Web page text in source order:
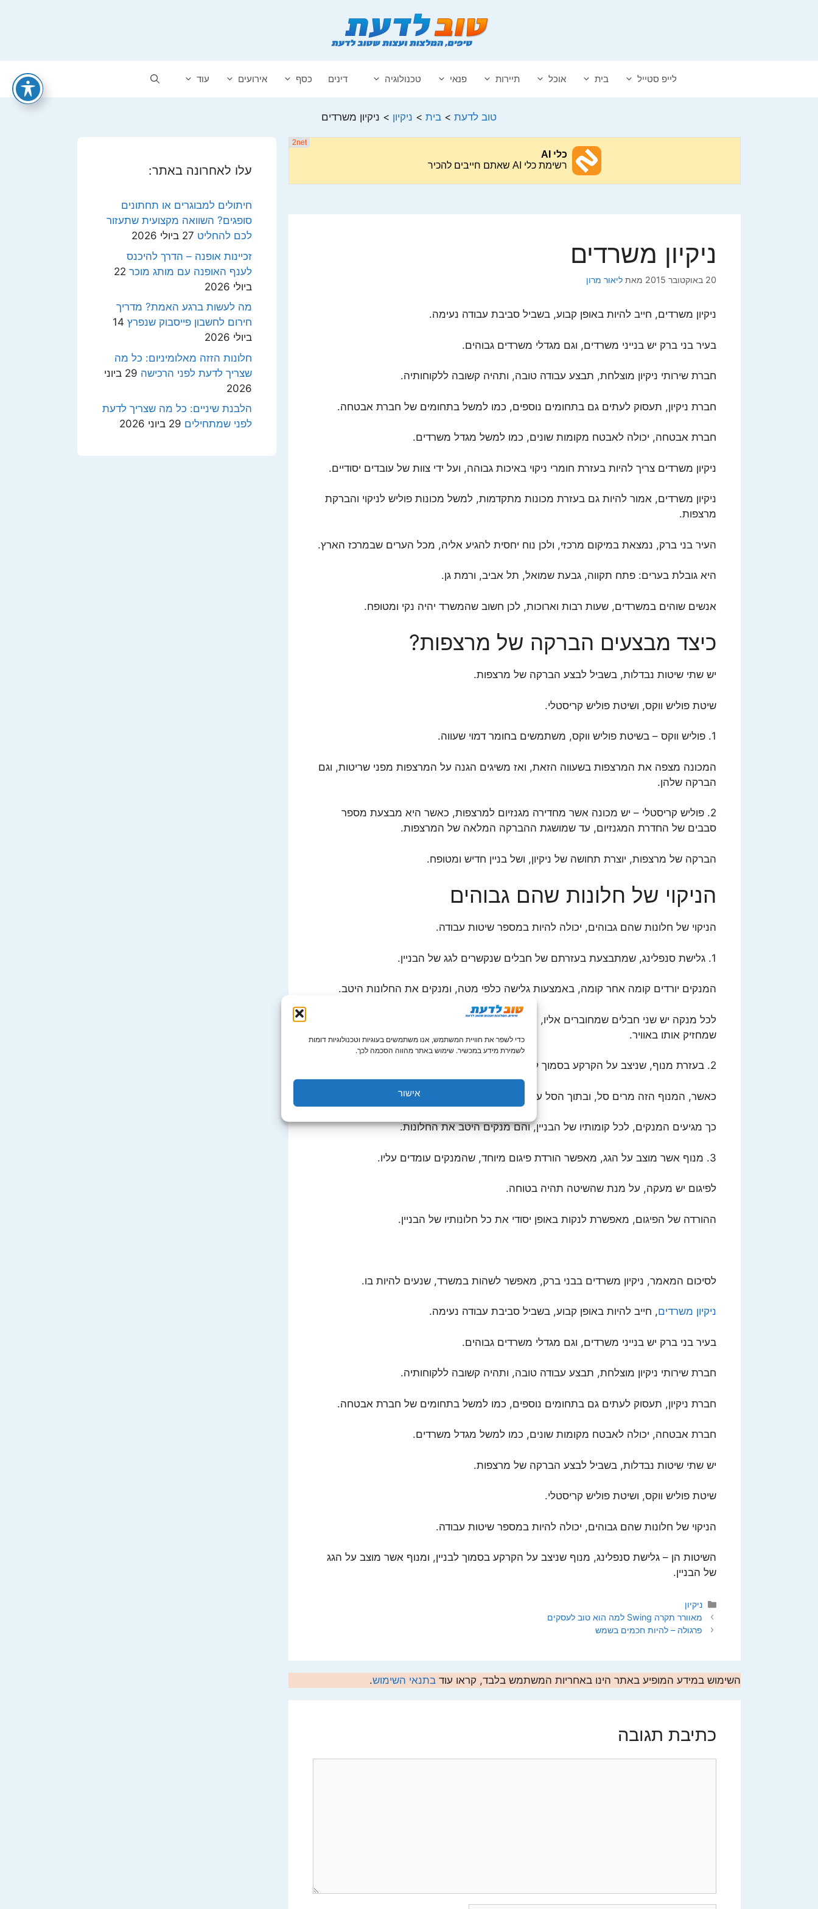
כדי לשפר את חוויית המשתמש, אנו משתמשים בעוגיות וטכנולוגיות דומות
לשמירת מידע במכשיר. שימוש באתר מהווה הסכמה לכך.
אישור
לייפ סטייל בית אוכל תיירות פנאי טכנולוגיה דינים כסף אירועים עוד
טוב לדעת > בית > ניקיון > ניקיון משרדים
ניקיון משרדים
20 באוקטובר 2015 מאת ליאור מרון
ניקיון משרדים, חייב להיות באופן קבוע, בשביל סביבת עבודה נעימה.
בעיר בני ברק יש בנייני משרדים, וגם מגדלי משרדים גבוהים.
חברת שירותי ניקיון מוצלחת, תבצע עבודה טובה, ותהיה קשובה ללקוחותיה.
חברת ניקיון, תעסוק לעתים גם בתחומים נוספים, כמו למשל בתחומים של חברת אבטחה.
חברת אבטחה, יכולה לאבטח מקומות שונים, כמו למשל מגדל משרדים.
ניקיון משרדים צריך להיות בעזרת חומרי ניקוי באיכות גבוהה, ועל ידי צוות של עובדים יסודיים.
ניקיון משרדים, אמור להיות גם בעזרת מכונות מתקדמות, למשל מכונות פוליש לניקוי והברקת
מרצפות.
העיר בני ברק, נמצאת במיקום מרכזי, ולכן נוח יחסית להגיע אליה, מכל הערים שבמרכז הארץ.
היא גובלת בערים: פתח תקווה, גבעת שמואל, תל אביב, ורמת גן.
אנשים שוהים במשרדים, שעות רבות וארוכות, לכן חשוב שהמשרד יהיה נקי ומטופח.
כיצד מבצעים הברקה של מרצפות?
יש שתי שיטות נבדלות, בשביל לבצע הברקה של מרצפות.
שיטת פוליש ווקס, ושיטת פוליש קריסטלי.
1. פוליש ווקס – בשיטת פוליש ווקס, משתמשים בחומר דמוי שעווה.
המכונה מצפה את המרצפות בשעווה הזאת, ואז משיגים הגנה על המרצפות מפני שריטות, וגם
הברקה שלהן.
2. פוליש קריסטלי – יש מכונה אשר מחדירה מגנזיום למרצפות, כאשר היא מבצעת מספר
סבבים של החדרת המגנזיום, עד שמושגת ההברקה המלאה של המרצפות.
הברקה של מרצפות, יוצרת תחושה של ניקיון, ושל בניין חדיש ומטופח.
הניקוי של חלונות שהם גבוהים
הניקוי של חלונות שהם גבוהים, יכולה להיות במספר שיטות עבודה.
1. גלישת סנפלינג, שמתבצעת בעזרתם של חבלים שנקשרים לגג של הבניין.
המנקים יורדים קומה אחר קומה, באמצעות גלישה כלפי מטה, ומנקים את החלונות היטב.
לכל מנקה יש שני חבלים שמחוברים אליו, כאשר החבל השני מיועד לאבטחה, אם יקרע החבל
שמחזיק אותו באוויר.
2. בעזרת מנוף, שניצב על הקרקע בסמוך לבניין.
כאשר, המנוף הזה מרים סל, ובתוך הסל עומדים המנקים.
כך מגיעים המנקים, לכל קומותיו של הבניין, והם מנקים היטב את החלונות.
3. מנוף אשר מוצב על הגג, מאפשר הורדת פיגום מיוחד, שהמנקים עומדים עליו.
לפיגום יש מעקה, על מנת שהשיטה תהיה בטוחה.
ההורדה של הפיגום, מאפשרת לנקות באופן יסודי את כל חלונותיו של הבניין.
לסיכום המאמר, ניקיון משרדים בבני ברק, מאפשר לשהות במשרד, שנעים להיות בו.
ניקיון משרדים, חייב להיות באופן קבוע, בשביל סביבת עבודה נעימה.
בעיר בני ברק יש בנייני משרדים, וגם מגדלי משרדים גבוהים.
חברת שירותי ניקיון מוצלחת, תבצע עבודה טובה, ותהיה קשובה ללקוחותיה.
חברת ניקיון, תעסוק לעתים גם בתחומים נוספים, כמו למשל בתחומים של חברת אבטחה.
חברת אבטחה, יכולה לאבטח מקומות שונים, כמו למשל מגדל משרדים.
יש שתי שיטות נבדלות, בשביל לבצע הברקה של מרצפות.
שיטת פוליש ווקס, ושיטת פוליש קריסטלי.
הניקוי של חלונות שהם גבוהים, יכולה להיות במספר שיטות עבודה.
השיטות הן – גלישת סנפלינג, מנוף שניצב על הקרקע בסמוך לבניין, ומנוף אשר מוצב על הגג
של הבניין.
קטגוריות
ניקיון
מאוורר תקרה Swing למה הוא טוב לעסקים
פרגולה – להיות חכמים בשמש
השימוש במידע המופיע באתר הינו באחריות המשתמש בלבד, קראו עוד בתנאי השימוש.
כתיבת תגובה
עלו לאחרונה באתר:
חיתולים למבוגרים או תחתונים
סופגים? השוואה מקצועית שתעזור
לכם להחליט 27 ביולי 2026
זכיינות אופנה – הדרך להיכנס
לענף האופנה עם מותג מוכר 22
ביולי 2026
מה לעשות ברגע האמת? מדריך
חירום לחשבון פייסבוק שנפרץ 14
ביולי 2026
חלונות הזזה מאלומיניום: כל מה
שצריך לדעת לפני הרכישה
29 ביוני
2026
הלבנת שיניים: כל מה שצריך לדעת
לפני שמתחילים 29 ביוני 2026